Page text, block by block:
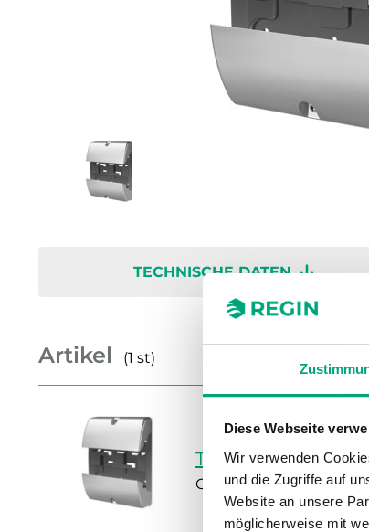
Diese Webseite
Wir verwenden
und die Zugriffe auf
Website an unsere
möglicherweise mit
TECHNISCHE DATEN
Artikel (1 st)
TP-AE
Grundplatte für